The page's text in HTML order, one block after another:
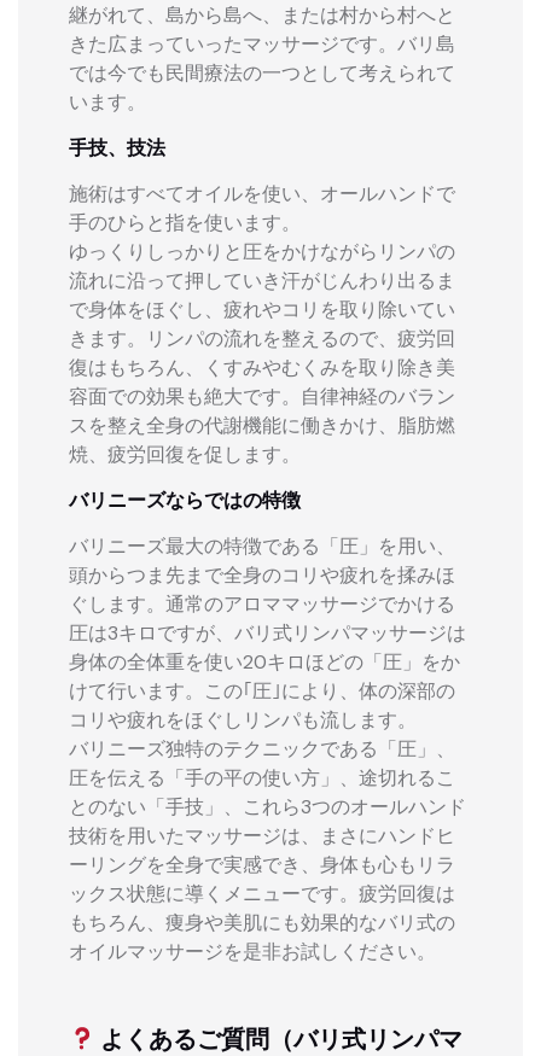
継がれて、島から島へ、または村から村へと
きた広まっていったマッサージです。バリ島
では今でも民間療法の一つとして考えられて
います。
手技、技法
施術はすべてオイルを使い、オールハンドで
手のひらと指を使います。
ゆっくりしっかりと圧をかけながらリンパの
流れに沿って押していき汗がじんわり出るま
で身体をほぐし、疲れやコリを取り除いてい
きます。リンパの流れを整えるので、疲労回
復はもちろん、くすみやむくみを取り除き美
容面での効果も絶大です。自律神経のバラン
スを整え全身の代謝機能に働きかけ、脂肪燃
焼、疲労回復を促します。
バリニーズならではの特徴
バリニーズ最大の特徴である「圧」を用い、
頭からつま先まで全身のコリや疲れを揉みほ
ぐします。通常のアロママッサージでかける
圧は3キロですが、バリ式リンパマッサージは
身体の全体重を使い20キロほどの「圧」をか
けて行います。この｢圧｣により、体の深部の
コリや疲れをほぐしリンパも流します。
バリニーズ独特のテクニックである「圧」、
圧を伝える「手の平の使い方」、途切れるこ
とのない「手技」、これら3つのオールハンド
技術を用いたマッサージは、まさにハンドヒ
ーリングを全身で実感でき、身体も心もリラ
ックス状態に導くメニューです。疲労回復は
もちろん、痩身や美肌にも効果的なバリ式の
オイルマッサージを是非お試しください。
よくあるご質問（バリ式リンパマ